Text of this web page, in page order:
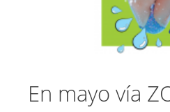
En mayo vía